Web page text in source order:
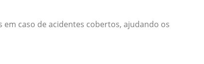
caso de acidentes cobertos, ajudando os